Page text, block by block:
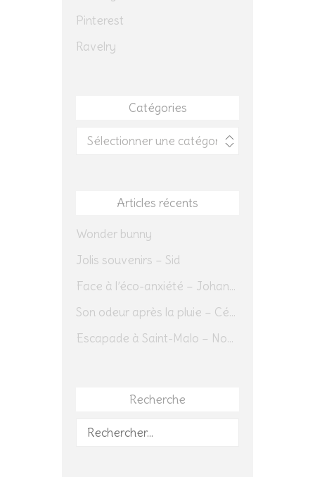
Pinterest
Ravelry
Catégories
Catégories
Articles récents
Wonder bunny
Jolis souvenirs – Sid
Face à l’éco-anxiété – Johannes Herrmann
Son odeur après la pluie – Cédric Sapin-Defour
Escapade à Saint-Malo – Novembre 2025 – Jour 1
Recherche
Rechercher :